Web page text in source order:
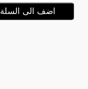
اضف الى السلة